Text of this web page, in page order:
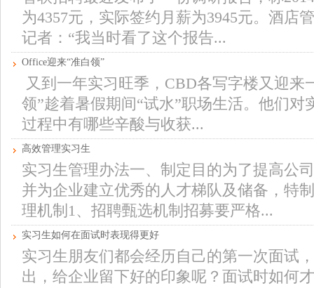
为4357元，实际签约月薪为3945元。酒店
记者：“我当时看了这个报告...
Office迎来“准白领”
又到一年实习旺季，CBD各写字楼又迎来
领”趁着暑假期间“试水”职场生活。他们对
过程中有哪些辛酸与收获...
高效管理实习生
实习生管理办法一、制定目的为了提高公
并为企业建立优秀的人才梯队及储备，特
理机制1、招聘甄选机制招募要严格...
实习生如何在面试时表现得更好
实习生朋友们都会经历自己的第一次面试
出，给企业留下好的印象呢？面试时如何